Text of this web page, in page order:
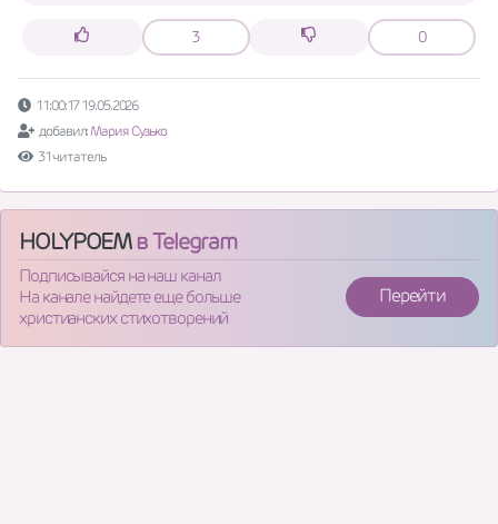
3 0
11:00:17 19.05.2026
добавил:Мария Сузько
31 читатель
HOLYPOEMв Telegram
Подписывайся на наш канал
На канале найдете еще больше
христианских стихотворений
Перейти